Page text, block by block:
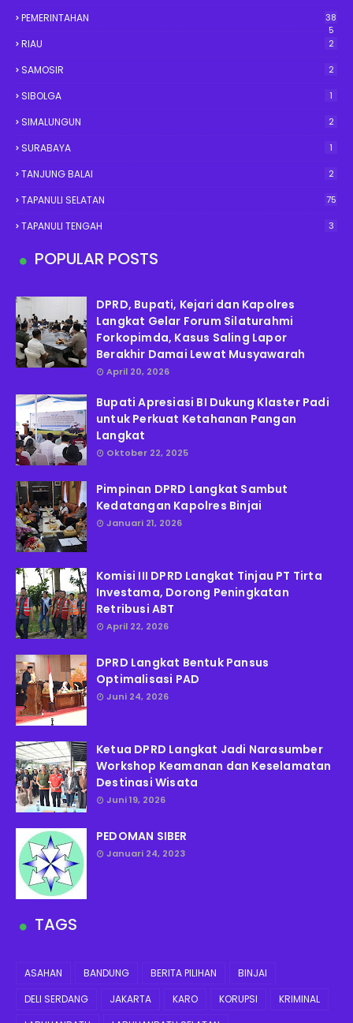
PEMERINTAHAN
38
5
RIAU 2
SAMOSIR 2
SIBOLGA 1
SIMALUNGUN 2
SURABAYA 1
TANJUNG BALAI 2
TAPANULI SELATAN 75
TAPANULI TENGAH 3
POPULAR POSTS
DPRD, Bupati, Kejari dan Kapolres
Langkat Gelar Forum Silaturahmi
Forkopimda, Kasus Saling Lapor
Berakhir Damai Lewat Musyawarah
April 20, 2026
Bupati Apresiasi BI Dukung Klaster Padi
untuk Perkuat Ketahanan Pangan
Langkat
Oktober 22, 2025
Pimpinan DPRD Langkat Sambut
Kedatangan Kapolres Binjai
Januari 21, 2026
Komisi III DPRD Langkat Tinjau PT Tirta
Investama, Dorong Peningkatan
Retribusi ABT
April 22, 2026
DPRD Langkat Bentuk Pansus
Optimalisasi PAD
Juni 24, 2026
Ketua DPRD Langkat Jadi Narasumber
Workshop Keamanan dan Keselamatan
Destinasi Wisata
Juni 19, 2026
PEDOMAN SIBER
Januari 24, 2023
TAGS
ASAHAN BANDUNG BERITA PILIHAN
BINJAI
DELI SERDANG
JAKARTA KARO KORUPSI
KRIMINAL